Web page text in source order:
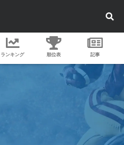
ランキング 順位表 記事